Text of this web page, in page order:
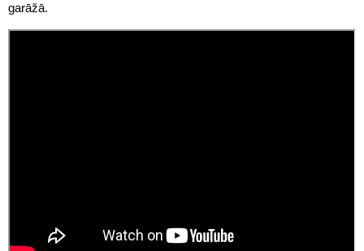
garāžā.